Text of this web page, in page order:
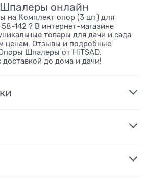
онлайн
на Комплект опор (3 шт) для
142 ? В интернет-магазине
товары для дачи и сада
ценам. Отзывы и подробные
Шпалеры от HiTSAD.
доставкой до дома и дачи!